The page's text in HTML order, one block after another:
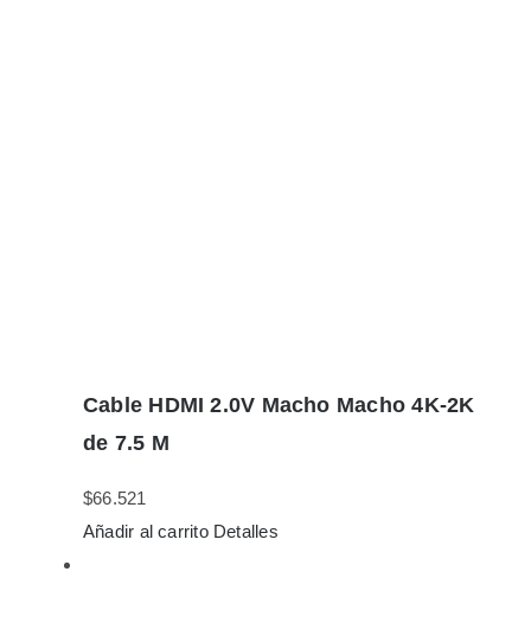
Cable HDMI 2.0V Macho Macho 4K-2K
de 7.5 M
$66.521
Añadir al carrito Detalles